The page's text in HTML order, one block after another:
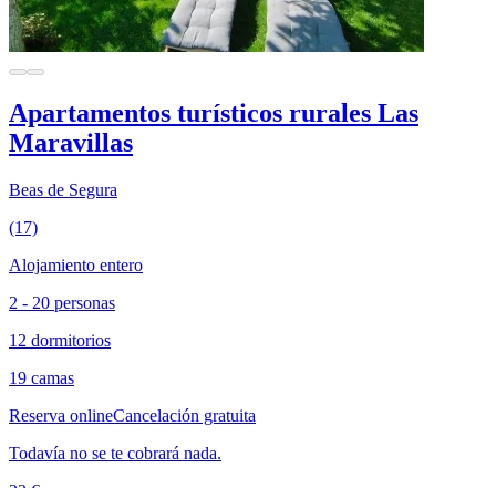
Apartamentos turísticos rurales Las
Maravillas
Beas de Segura
(17)
Alojamiento entero
2 - 20 personas
12 dormitorios
19 camas
Reserva onlineCancelación gratuita
Todavía no se te cobrará nada.